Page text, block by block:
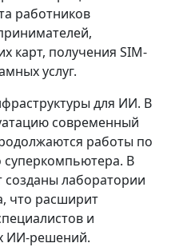
работников
карт, получения SIM-
услуг.
для ИИ. В
современный
работы по
суперкомпьютера. В
созданы лаборатории
что расширит
и
ИИ-решений.